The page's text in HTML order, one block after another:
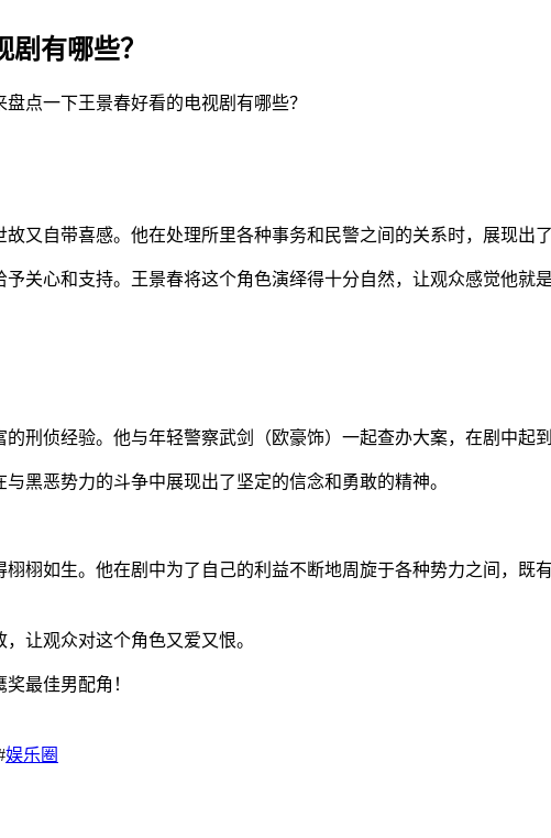
有哪些？
点一下王景春好看的电视剧有哪些？
又自带喜感。他在处理所里各种事务和民警之间的关系时，展现出
关心和支持。王景春将这个角色演绎得十分自然，让观众感觉他就
刑侦经验。他与年轻警察武剑（欧豪饰）一起查办大案，在剧中起
黑恶势力的斗争中展现出了坚定的信念和勇敢的精神。
栩如生。他在剧中为了自己的利益不断地周旋于各种势力之间，既
让观众对这个角色又爱又恨。
最佳男配角！
娱乐圈